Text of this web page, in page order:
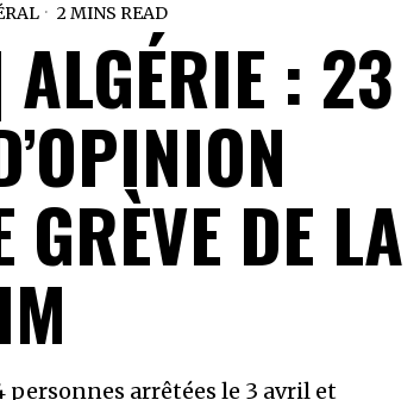
2 MINS READ
: 23
GRÈVE DE LA
arrêtées le 3 avril et